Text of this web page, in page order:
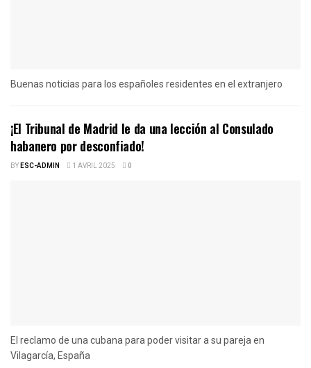
Buenas noticias para los españoles residentes en el extranjero
¡El Tribunal de Madrid le da una lección al Consulado
habanero por desconfiado!
BYESC-ADMIN 1 AVRIL 2025 0
El reclamo de una cubana para poder visitar a su pareja en
Vilagarcía, España